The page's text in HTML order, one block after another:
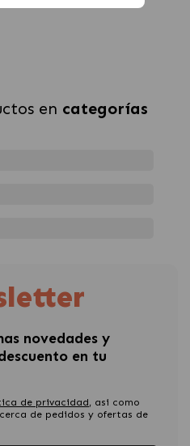
en categorías
novedades y
en tu
de privacidad, asi como
de pedidos y ofertas de